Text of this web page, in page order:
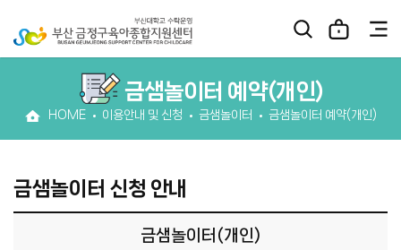
금샘놀이터 예약(개인)
HOME 이용안내 및 신청 금샘놀이터 금샘놀이터 예약(개인)
금샘놀이터 신청 안내
금샘놀이터(개인)